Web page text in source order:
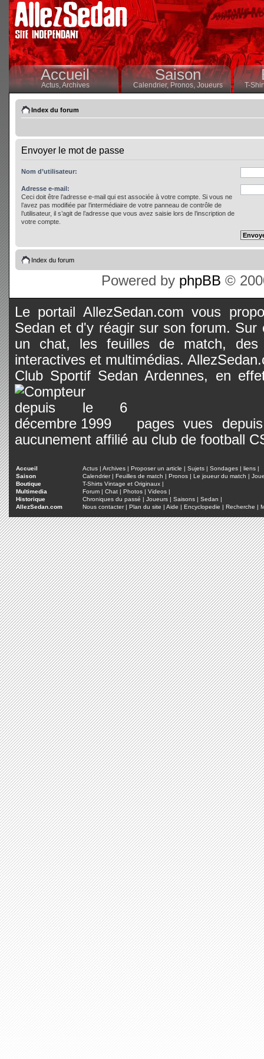
Accueil
Actus,Archives
Saison
Calendrier,Pronos, Joueurs T-
Index du forum
Envoyer le mot de passe
Nom d’utilisateur:
Adresse e-mail:
Ceci doit être l’adresse e-mail qui est associée à votre compte. Si vous ne
l’avez pas modifiée par l’intermédiaire de votre panneau de contrôle de
l’utilisateur, il s’agit de l’adresse que vous avez saisie lors de l’inscription de
votre compte.
Index du forum
Powered by phpBB ©
Le portail AllezSedan.com vous
Sedan et d'y réagir sur son forum.
un chat, les feuilles de match, des
interactives et multimédias.
Club Sportif Sedan Ardennes, en
pages vues
aucunement affilié au club de football
Accueil Actus | Archives | Proposer un article | Sujets | Sondages | liens |
Saison
Calendrier| Feuilles de match | Pronos | Le joueur du match |
Boutique
T-Shirts Vintage et Originaux |
Multimedia
Forum | Chat | Photos | Videos |
Historique
Chroniques du passé | Joueurs | Saisons | Sedan |
AllezSedan.com
Nous contacter| Plan du site | Aide | Encyclopedie | Recherche |